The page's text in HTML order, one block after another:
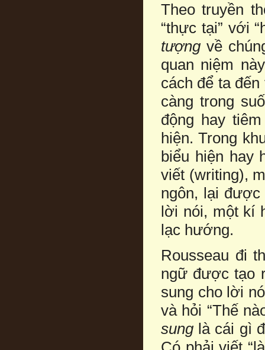
Theo truyền
“thực tại” với
tượngvề
quan niệm
cách để ta
càng trong
động hay
hiện. Trong
biểu hiện hay
viết (writing),
ngôn, lại được
lời nói, một kí
lạc hướng.
Rousseau đi
ngữ được tạo
sung cho lời
và hỏi “Thế
sunglà cái gì